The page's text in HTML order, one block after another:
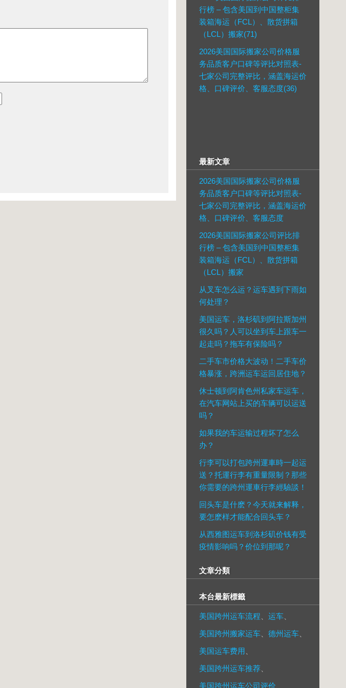
行榜 – 包含美国到中国整柜集
装箱海运（FCL）、散货拼箱
（LCL）搬家(71)
2026美国国际搬家公司价格服
务品质客户口碑等评比对照表-
七家公司完整评比，涵盖海运价
格、口碑评价、客服态度(36)
最新文章
2026美国国际搬家公司价格服
务品质客户口碑等评比对照表-
七家公司完整评比，涵盖海运价
格、口碑评价、客服态度
2026美国国际搬家公司评比排
行榜 – 包含美国到中国整柜集
装箱海运（FCL）、散货拼箱
（LCL）搬家
从叉车怎么运？运车遇到下雨如
何处理？
美国运车，洛杉矶到阿拉斯加州
很久吗？人可以坐到车上跟车一
起走吗？拖车有保险吗？
二手车市价格大波动！二手车价
格暴涨，跨洲运车运回居住地？
休士顿到阿肯色州私家车运车，
在汽车网站上买的车辆可以运送
吗？
如果我的车运输过程坏了怎么
办？
行李可以打包跨州運車時一起运
送？托運行李有重量限制？那些
你需要的跨州運車行李經驗談！
回头车是什麽？今天就来解释，
要怎麽样才能配合回头车？
从西雅图运车到洛杉矶价钱有受
疫情影响吗？价位到那呢？
文章分類
本台最新標籤
美国跨州运车流程 运车
美国跨州搬家运车
德州运车
美国运车费用
美国跨州运车推荐
美国跨州运车公司评价